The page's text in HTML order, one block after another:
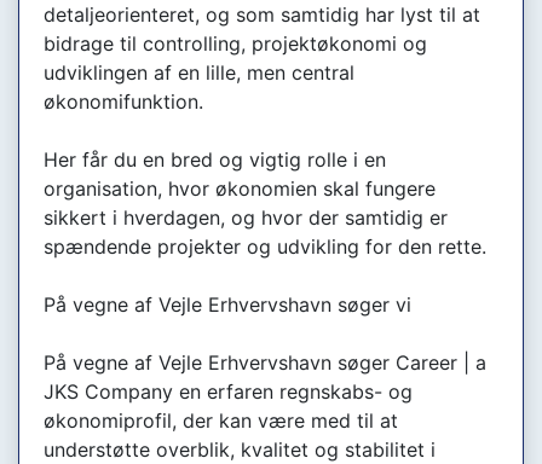
detaljeorienteret, og som samtidig har lyst til at
bidrage til controlling, projektøkonomi og
udviklingen af en lille, men central
økonomifunktion.
Her får du en bred og vigtig rolle i en
organisation, hvor økonomien skal fungere
sikkert i hverdagen, og hvor der samtidig er
spændende projekter og udvikling for den rette.
På vegne af Vejle Erhvervshavn søger vi
På vegne af Vejle Erhvervshavn søger Career | a
JKS Company en erfaren regnskabs- og
økonomiprofil, der kan være med til at
understøtte overblik, kvalitet og stabilitet i